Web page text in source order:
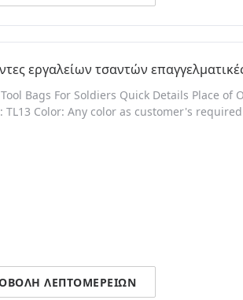
εργαλείων τσαντών
Bags For Soldiers Quick Details Place of
Color: Any color as customer's
ΛΕΠΤΟΜΕΡΕΙΏΝ